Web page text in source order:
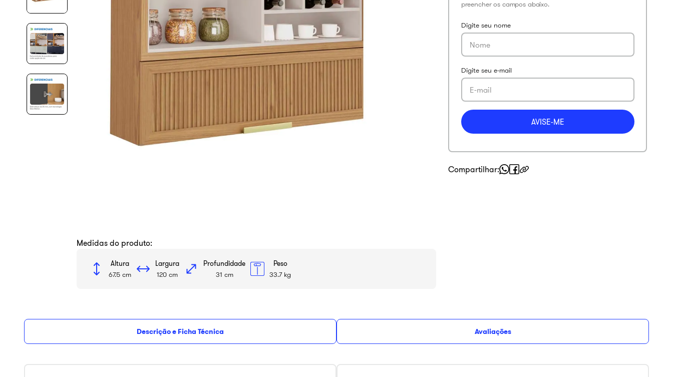
Medidas do produto:
Altura
67.5 cm
Largura
120 cm
Profundidade
31 cm
Peso
33.7 kg
Compartilhar
Descrição e Ficha Técnica Avaliações
new premium